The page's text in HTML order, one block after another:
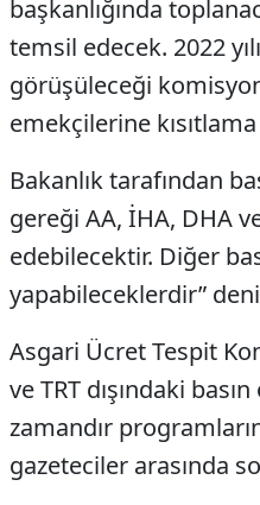
başkanlığında
temsil edecek. 2022
görüşüleceği
emekçilerine
Bakanlık tarafından
gereği AA, İHA, DHA
edebilecektir. Diğer
yapabileceklerdir”
Asgari Ücret Tespit
ve TRT dışındaki
zamandır
gazeteciler arasında